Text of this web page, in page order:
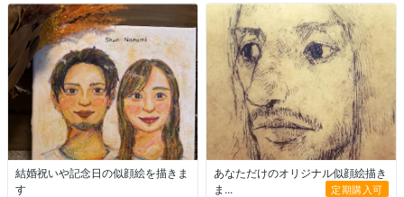
結婚祝いや記念日の似顔絵を描きま
す
あなただけのオリジナル似顔絵描き
ま...
定期購入可